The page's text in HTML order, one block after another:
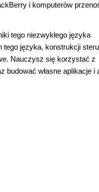
i komputerów
tego niezwykłego języka
tego języka, konstrukcji
Nauczysz się korzystać z
budować własne aplikacje i